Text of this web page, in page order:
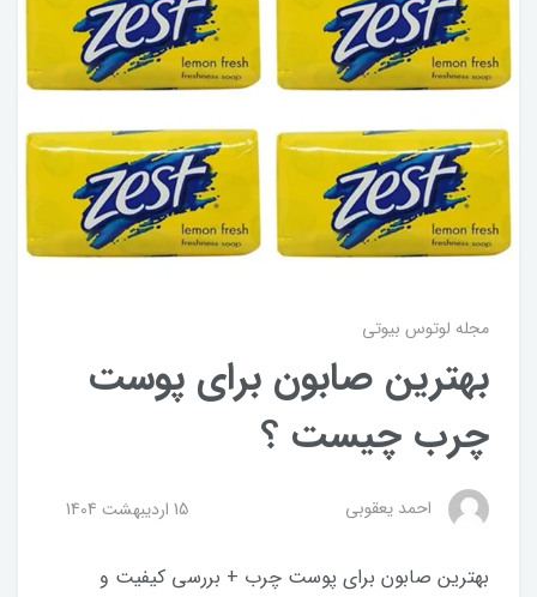
مجله لوتوس بیوتی
بهترین صابون برای پوست
چرب چیست ؟
احمد يعقوبي 15 ارديبهشت 1404
بهترین صابون برای پوست چرب + بررسی کیفیت و